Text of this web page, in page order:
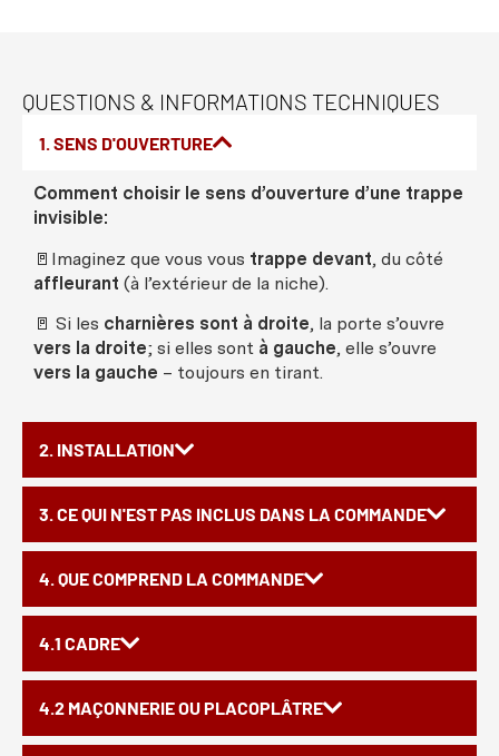
QUESTIONS & INFORMATIONS TECHNIQUES
1. SENS D'OUVERTURE
2. INSTALLATION
3. CE QUI N'EST PAS INCLUS DANS LA COMMANDE
4. QUE COMPREND LA COMMANDE
4.1 CADRE
4.2 MAÇONNERIE OU PLACOPLÂTRE
Comment choisir le sens d’ouverture d’une trappe
invisible:
🚪Imaginez que vous vous trappe devant, du côté
affleurant (à l’extérieur de la niche).
🚪 Si les charnières sont à droite, la porte s’ouvre
vers la droite; si elles sont à gauche, elle s’ouvre
vers la gauche – toujours en tirant.